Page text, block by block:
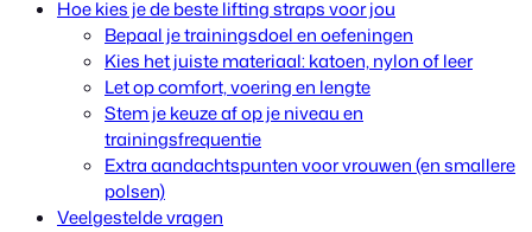
Hoe kies je de beste lifting straps voor jou
Bepaal je trainingsdoel en oefeningen
Kies het juiste materiaal: katoen, nylon of leer
Let op comfort, voering en lengte
Stem je keuze af op je niveau en
trainingsfrequentie
Extra aandachtspunten voor vrouwen (en smallere
polsen)
Veelgestelde vragen